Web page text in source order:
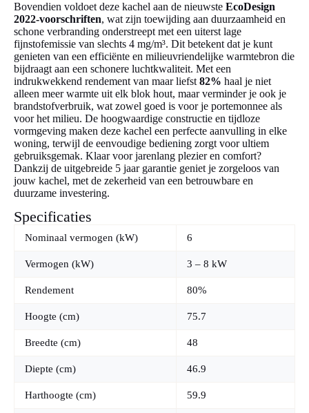
Bovendien voldoet deze kachel aan de nieuwste EcoDesign
2022-voorschriften, wat zijn toewijding aan duurzaamheid en
schone verbranding onderstreept met een uiterst lage
fijnstofemissie van slechts 4 mg/m³. Dit betekent dat je kunt
genieten van een efficiënte en milieuvriendelijke warmtebron die
bijdraagt aan een schonere luchtkwaliteit. Met een
indrukwekkend rendement van maar liefst 82% haal je niet
alleen meer warmte uit elk blok hout, maar verminder je ook je
brandstofverbruik, wat zowel goed is voor je portemonnee als
voor het milieu. De hoogwaardige constructie en tijdloze
vormgeving maken deze kachel een perfecte aanvulling in elke
woning, terwijl de eenvoudige bediening zorgt voor ultiem
gebruiksgemak. Klaar voor jarenlang plezier en comfort?
Dankzij de uitgebreide 5 jaar garantie geniet je zorgeloos van
jouw kachel, met de zekerheid van een betrouwbare en
duurzame investering.
Specificaties
Nominaal vermogen (kW) 6
Vermogen (kW) 3 – 8 kW
Rendement 80%
Hoogte (cm) 75.7
Breedte (cm) 48
Diepte (cm) 46.9
Harthoogte (cm) 59.9